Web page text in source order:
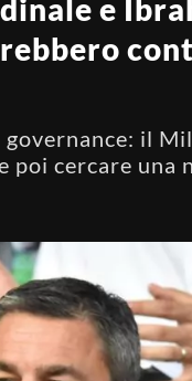
e
il
poi cercare una